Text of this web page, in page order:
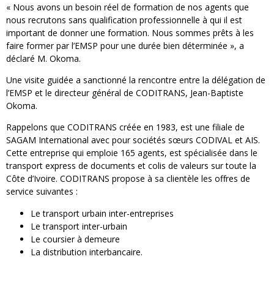
« Nous avons un besoin réel de formation de nos agents que
nous recrutons sans qualification professionnelle à qui il est
important de donner une formation. Nous sommes prêts à les
faire former par l’EMSP pour une durée bien déterminée », a
déclaré M. Okoma.
Une visite guidée a sanctionné la rencontre entre la délégation de
l’EMSP et le directeur général de CODITRANS, Jean-Baptiste
Okoma.
Rappelons que CODITRANS créée en 1983, est une filiale de
SAGAM International avec pour sociétés sœurs CODIVAL et AIS.
Cette entreprise qui emploie 165 agents, est spécialisée dans le
transport express de documents et colis de valeurs sur toute la
Côte d’Ivoire. CODITRANS propose à sa clientèle les offres de
service suivantes :
Le transport urbain inter-entreprises
Le transport inter-urbain
Le coursier à demeure
La distribution interbancaire.